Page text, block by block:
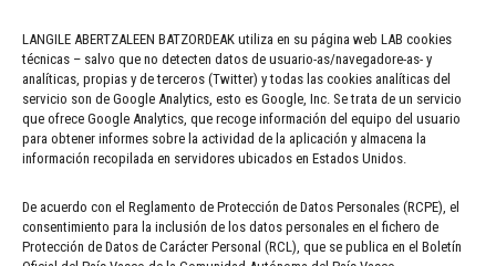
LANGILE ABERTZALEEN BATZORDEAK utiliza en su página web LAB cookies
técnicas – salvo que no detecten datos de usuario-as/navegadore-as- y
analíticas, propias y de terceros (Twitter) y todas las cookies analíticas del
servicio son de Google Analytics, esto es Google, Inc. Se trata de un servicio
que ofrece Google Analytics, que recoge información del equipo del usuario
para obtener informes sobre la actividad de la aplicación y almacena la
información recopilada en servidores ubicados en Estados Unidos.
De acuerdo con el Reglamento de Protección de Datos Personales (RCPE), el
consentimiento para la inclusión de los datos personales en el fichero de
Protección de Datos de Carácter Personal (RCL), que se publica en el Boletín